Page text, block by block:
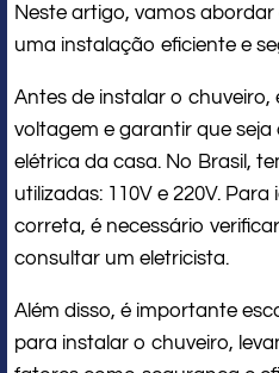
Neste artigo, vamos
uma instalação eficiente e
Antes de instalar o chuveiro,
voltagem e garantir que
elétrica da casa. No Brasil,
utilizadas: 110V e 220V.
correta, é necessário
consultar um eletricista.
Além disso, é importante
para instalar o chuveiro,